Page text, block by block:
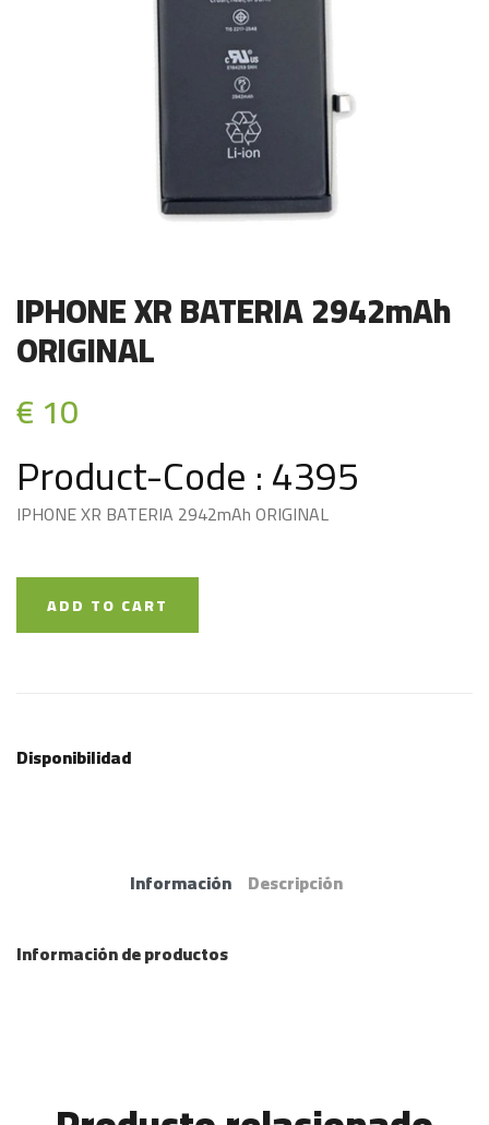
IPHONE XR BATERIA 2942mAh
ORIGINAL
€ 10
Product-Code : 4395
IPHONE XR BATERIA 2942mAh ORIGINAL
ADD TO CART
Disponibilidad
Información Descripción
Información de productos